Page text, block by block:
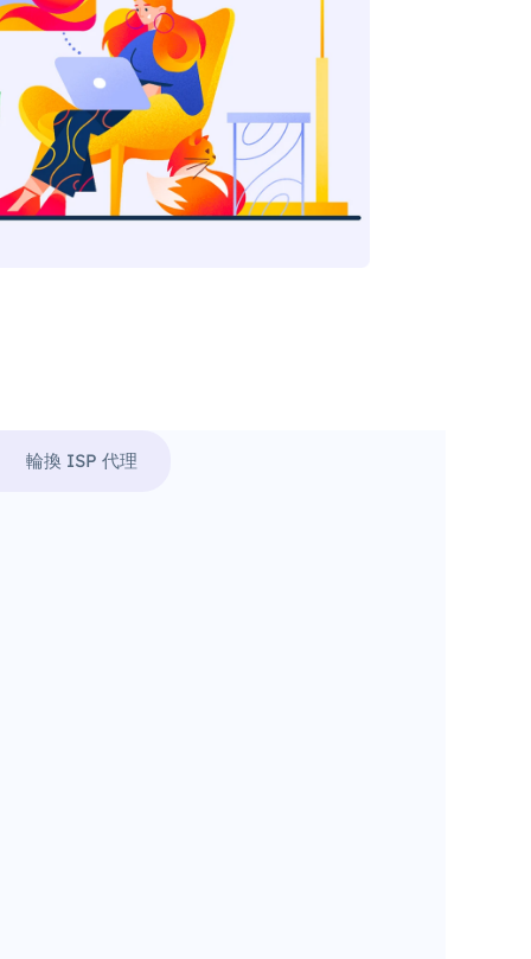
輪換 ISP 代理